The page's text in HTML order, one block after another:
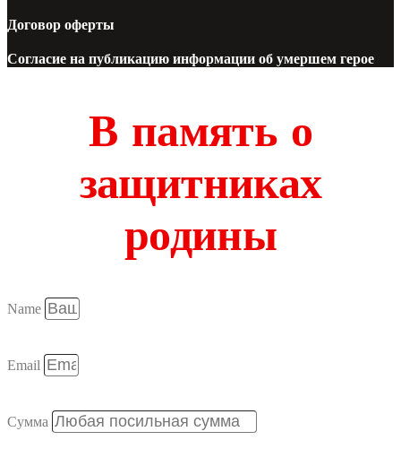
Договор оферты
Согласие на публикацию информации об умершем герое
В память о
защитниках
родины
Name
Email
Сумма